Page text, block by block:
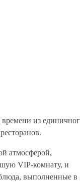
из
атмосферой,
VIP-комнату, и
выполненные в